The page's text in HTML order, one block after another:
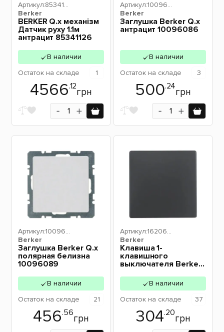
Berker
Артикул:853411
BERKER Q.х механізм
Датчик руху 1.1м
антрацит 85341126
В наличии
Остаток на складе 1
4566.12
грн
Berker
Артикул:100960
Заглушка Berker Q.х
антрацит 10096086
В наличии
Остаток на складе 3
500.24
грн
Berker
Артикул:100960
Заглушка Berker Q.х
полярная белизна
10096089
В наличии
Остаток на складе 21
456.56
грн
Berker
Артикул:162060
Клавиша 1-
клавишного
выключателя Berker
16206086В наличии
Остаток на складе 37
304.20
грн